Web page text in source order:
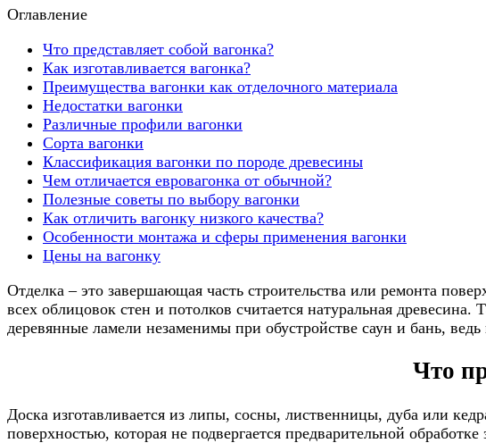
Оглавление
Что представляет собой вагонка?
Как изготавливается вагонка?
Преимущества вагонки как отделочного материала
Недостатки вагонки
Различные профили вагонки
Сорта вагонки
Классификация вагонки по породе древесины
Чем отличается евровагонка от обычной?
Полезные советы по выбору вагонки
Как отличить вагонку низкого качества?
Особенности монтажа и сферы применения вагонки
Цены на вагонку
Отделка – это завершающая часть строительства или ремонта
всех облицовок стен и потолков считается натуральная
деревянные ламели незаменимы при обустройстве саун и бань,
Что
Доска изготавливается из липы, сосны, лиственницы, дуба или
поверхностью, которая не подвергается предварительной